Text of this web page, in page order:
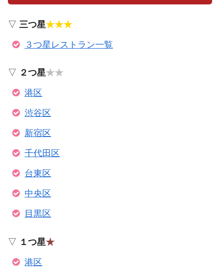
▽ 三つ星★★★
３つ星レストラン一覧
▽ ２つ星★★
港区
渋谷区
新宿区
千代田区
台東区
中央区
目黒区
▽ １つ星★
港区